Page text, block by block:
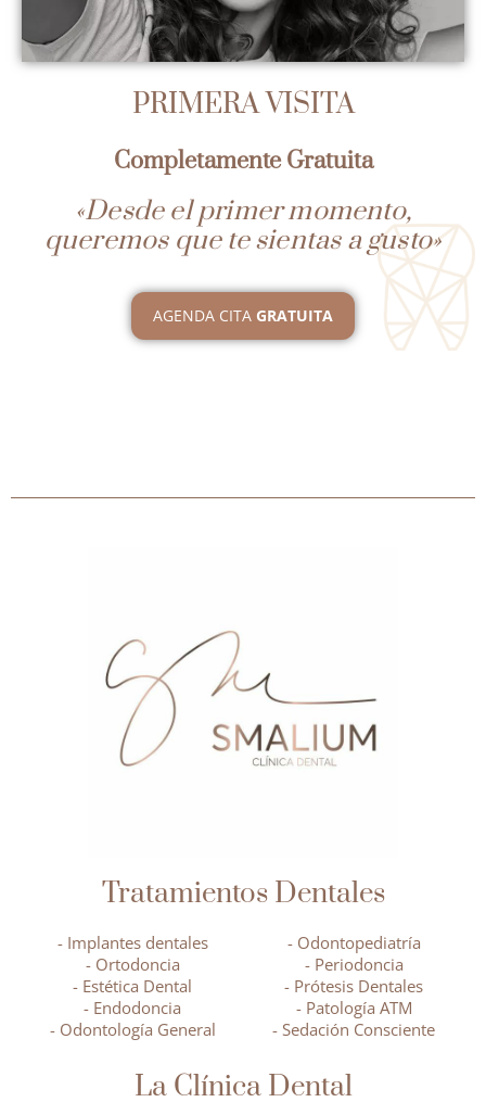
PRIMERA VISITA
Completamente Gratuita
«Desde el primer momento,
queremos que te sientas a gusto»
AGENDA CITA GRATUITA
Tratamientos Dentales
- Implantes dentales
- Ortodoncia
- Estética Dental
- Endodoncia
- Odontología General
- Odontopediatría
- Periodoncia
- Prótesis Dentales
- Patología ATM
- Sedación Consciente
La Clínica Dental